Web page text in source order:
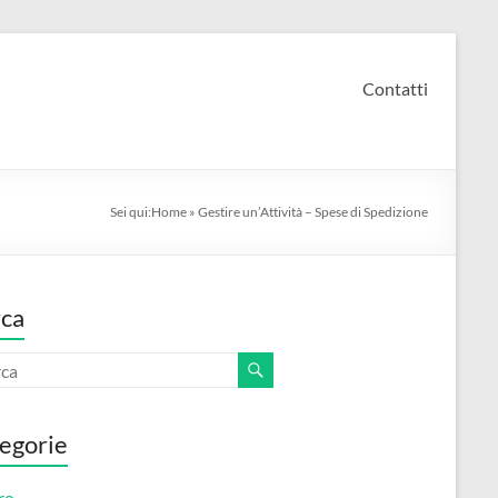
Contatti
Sei qui:Home » Gestire un’Attività – Spese di Spedizione